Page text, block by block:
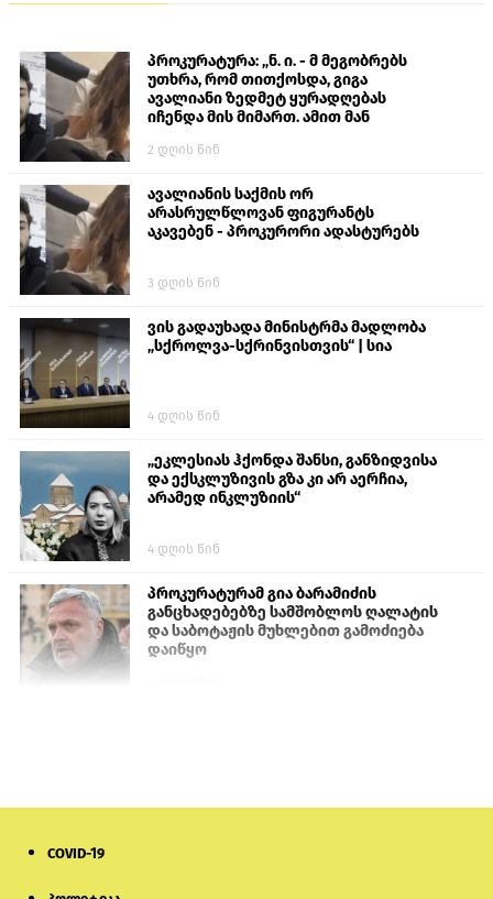
პროკურატურა: „ნ. ი. - მ მეგობრებს
უთხრა, რომ თითქოსდა, გიგა
ავალიანი ზედმეტ ყურადღებას
იჩენდა მის მიმართ. ამით მან
თავს დასხმოდა გიგა ავალიანს“
2 დღის წინ
ავალიანის საქმის ორ
არასრულწლოვან ფიგურანტს
აკავებენ - პროკურორი ადასტურებს
3 დღის წინ
ვის გადაუხადა მინისტრმა მადლობა
„სქროლვა-სქრინვისთვის“ | სია
4 დღის წინ
„ეკლესიას ჰქონდა შანსი, განზიდვისა
და ექსკლუზივის გზა კი არ აერჩია,
არამედ ინკლუზიის“
4 დღის წინ
პროკურატურამ გია ბარამიძის
განცხადებებზე სამშობლოს ღალატის
და საბოტაჟის მუხლებით გამოძიება
დაიწყო
COVID-19